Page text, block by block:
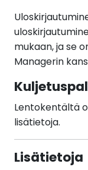
mukaan, ja se
Managerin
Lentokentältä
lisätietoja.
Lisätietoja